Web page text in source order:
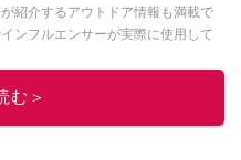
紹介するアウトドア情報も満載で
ンフルエンサーが実際に使用して
む＞